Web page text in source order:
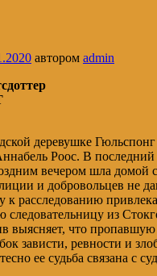
автором admin
деревушке
Роос. В последний
вечером шла домой
и добровольцев не
к расследованию
следовательницу из
выясняет, что
зависти, ревности и
ее судьба связана с